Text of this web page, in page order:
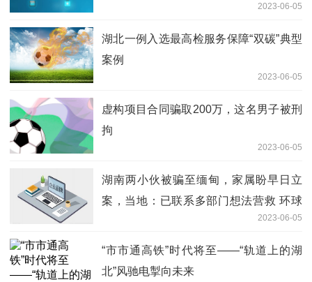
2023-06-05
湖北一例入选最高检服务保障“双碳”典型
案例
2023-06-05
虚构项目合同骗取200万，这名男子被刑
拘
2023-06-05
湖南两小伙被骗至缅甸，家属盼早日立
案，当地：已联系多部门想法营救 环球
2023-06-05
“市市通高铁”时代将至——“轨道上的湖
北”风驰电掣向未来